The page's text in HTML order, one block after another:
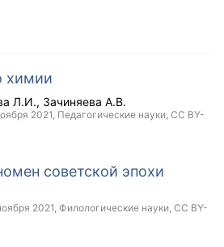
химии
Л.И. Зачиняева А.В.
2021, Педагогические науки, CC BY-
советской эпохи
2021, Филологические науки, CC BY-